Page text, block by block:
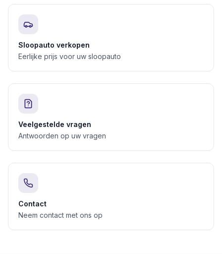
Sloopauto verkopen
Eerlijke prijs voor uw sloopauto
Veelgestelde vragen
Antwoorden op uw vragen
Contact
Neem contact met ons op